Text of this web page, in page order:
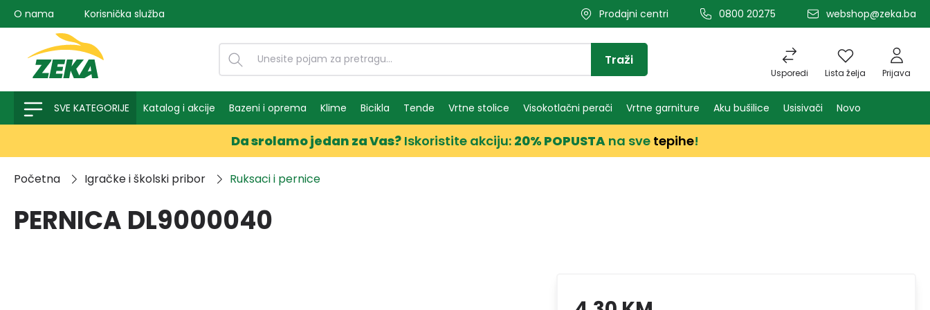
pretragu Preskoči na glavnu navigaciju
O nama Korisnička služba Prodajni centri 0800 20275 webshop@zeka.ba
Usporedi Lista želja Prijava
Traži
SVE KATEGORIJE Katalog i akcije Bazeni i oprema Klime Bicikla Tende Vrtne stolice Visokotlačni perači Vrtne garniture Aku bušilice Usisivači Novo
Da srolamo jedan za Vas? Iskoristite akciju: 20% POPUSTA na sve tepihe!
Početna Igračke i školski pribor Ruksaci i pernice
PERNICA DL9000040